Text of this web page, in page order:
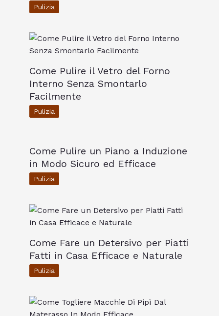
Pulizia
Come Pulire il Vetro del Forno
Interno Senza Smontarlo
Facilmente
Pulizia
Come Pulire un Piano a Induzione
in Modo Sicuro ed Efficace
Pulizia
Come Fare un Detersivo per Piatti
Fatti in Casa Efficace e Naturale
Pulizia